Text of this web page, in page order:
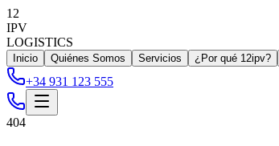
12
IPV
LOGISTICS
Inicio Quiénes Somos Servicios ¿Por qué 12ipv?
+34 931 123 555
404